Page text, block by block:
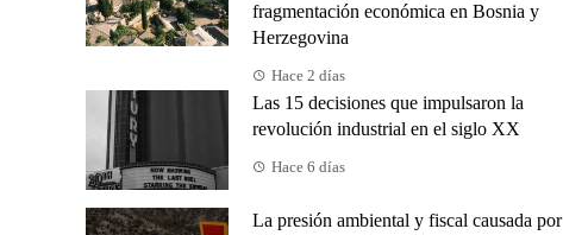
fragmentación económica en Bosnia y
Herzegovina
Hace 2 días
Las 15 decisiones que impulsaron la
revolución industrial en el siglo XX
Hace 6 días
La presión ambiental y fiscal causada por